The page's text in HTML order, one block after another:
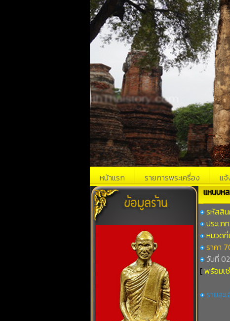
หน้าแรก รายการพระเครื่อง แ
แหนบห
รหัสสิน
ประเภ
หมวดที่
ราคา
วันที่
[พร้อมเ
รายละ